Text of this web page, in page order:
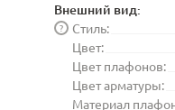
Внешний вид:
Стиль:
?
Цвет:
Цвет плафонов:
Цвет арматуры:
Материал